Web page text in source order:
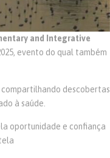
and Integrative
evento do qual também
compartilhando descobertas
à saúde.
oportunidade e confiança